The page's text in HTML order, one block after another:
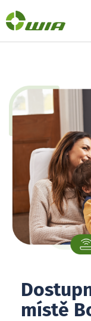
místě